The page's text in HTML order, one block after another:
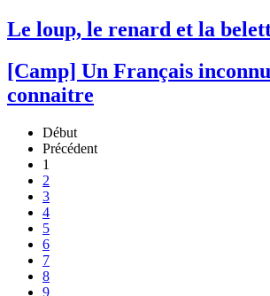
Le loup, le renard et la
[Camp] Un Français
connaitre
Début
Précédent
1
2
3
4
5
6
7
8
9